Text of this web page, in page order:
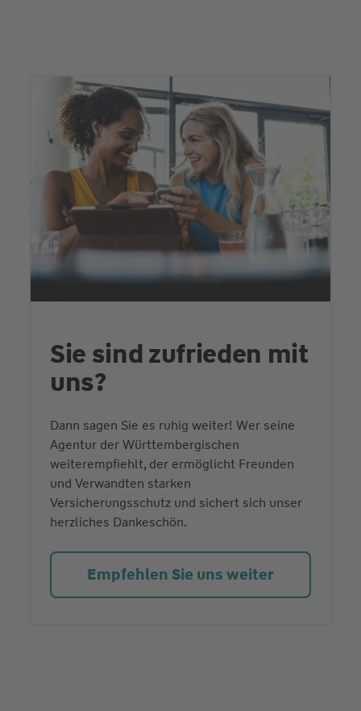
Sie sind zufrieden mit
uns?
Dann sagen Sie es ruhig weiter! Wer seine
Agentur der Württembergischen
weiterempfiehlt, der ermöglicht Freunden
und Verwandten starken
Versicherungsschutz und sichert sich unser
herzliches Dankeschön.
Empfehlen Sie uns weiter